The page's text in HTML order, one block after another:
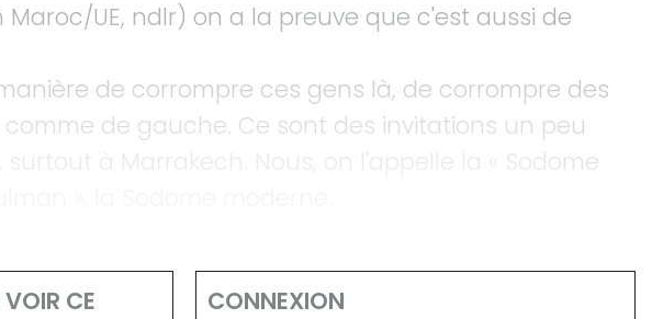
UE, ndlr) on a la preuve que c'est aussi de
de corrompre ces gens là, de corrompre des
de gauche. Ce sont des invitations un peu
à Marrakech. Nous, on l'appelle la « Sodome
», la Sodome moderne.
CE
CONNEXION